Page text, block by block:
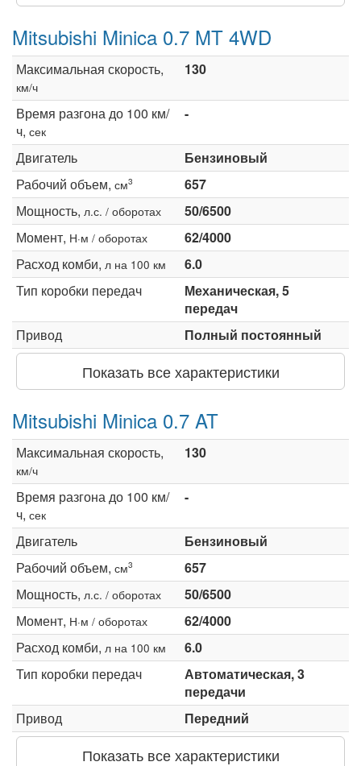
Mitsubishi Minica 0.7 MT 4WD
Максимальная скорость,
км/ч
130
Время разгона до 100 км/
ч, сек
-
Двигатель
Бензиновый
Рабочий объем, см3
657
Мощность, л.с. / оборотах
50/6500
Момент, Н·м / оборотах
62/4000
Расход комби, л на 100 км
6.0
Тип коробки передач
Механическая, 5
передач
Привод
Полный постоянный
Показать все характеристики
Mitsubishi Minica 0.7 AT
Максимальная скорость,
км/ч
130
Время разгона до 100 км/
ч, сек
-
Двигатель
Бензиновый
Рабочий объем, см3
657
Мощность, л.с. / оборотах
50/6500
Момент, Н·м / оборотах
62/4000
Расход комби, л на 100 км
6.0
Тип коробки передач
Автоматическая, 3
передачи
Привод
Передний
Показать все характеристики